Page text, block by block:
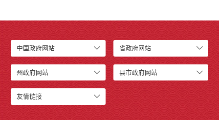
中国政府网站 省政府网站
州政府网站 县市政府网站
友情链接